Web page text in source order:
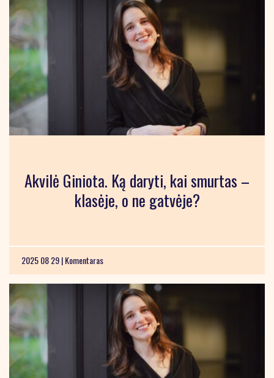
Akvilė Giniota. Ką daryti, kai smurtas –
klasėje, o ne gatvėje?
2025 08 29 |Komentaras